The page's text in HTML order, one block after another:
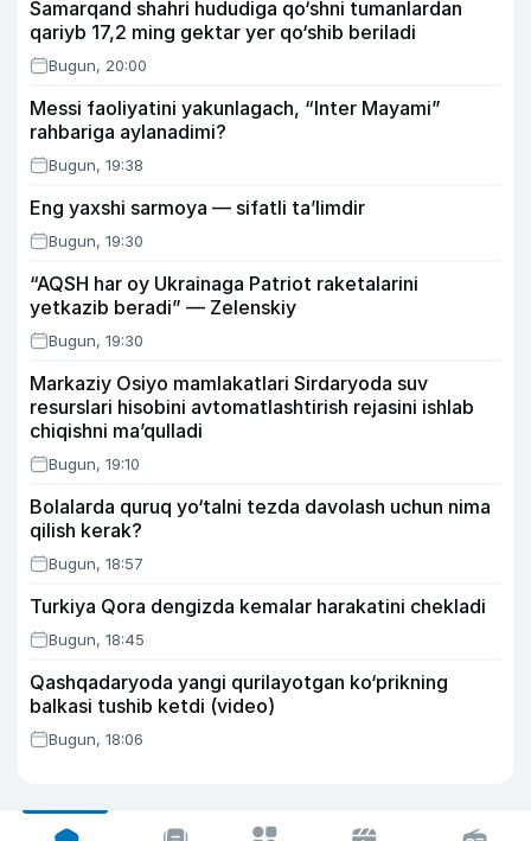
Samarqand shahri hududiga qo‘shni tumanlardan
qariyb 17,2 ming gektar yer qo‘shib beriladi
Bugun, 20:00
Messi faoliyatini yakunlagach, “Inter Mayami”
rahbariga aylanadimi?
Bugun, 19:38
Eng yaxshi sarmoya — sifatli ta’limdir
Bugun, 19:30
“AQSH har oy Ukrainaga Patriot raketalarini
yetkazib beradi” — Zelenskiy
Bugun, 19:30
Markaziy Osiyo mamlakatlari Sirdaryoda suv
resurslari hisobini avtomatlashtirish rejasini ishlab
chiqishni ma’qulladi
Bugun, 19:10
Bolalarda quruq yo‘talni tezda davolash uchun nima
qilish kerak?
Bugun, 18:57
Turkiya Qora dengizda kemalar harakatini chekladi
Bugun, 18:45
Qashqadaryoda yangi qurilayotgan ko‘prikning
balkasi tushib ketdi (video)
Bugun, 18:06